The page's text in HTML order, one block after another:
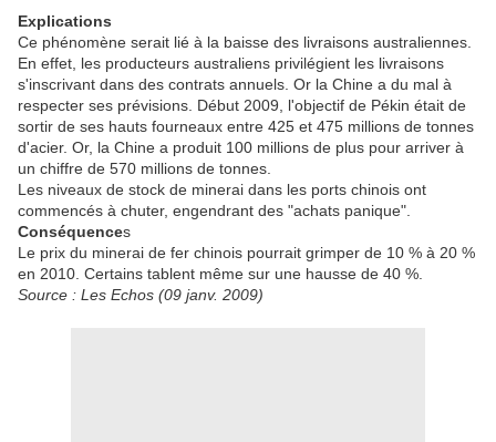
Explications
Ce phénomène serait lié à la baisse des livraisons australiennes.
En effet, les producteurs australiens privilégient les livraisons
s'inscrivant dans des contrats annuels. Or la Chine a du mal à
respecter ses prévisions. Début 2009, l'objectif de Pékin était de
sortir de ses hauts fourneaux entre 425 et 475 millions de tonnes
d'acier. Or, la Chine a produit 100 millions de plus pour arriver à
un chiffre de 570 millions de tonnes.
Les niveaux de stock de minerai dans les ports chinois ont
commencés à chuter, engendrant des "achats panique".
Conséquences
Le prix du minerai de fer chinois pourrait grimper de 10 % à 20 %
en 2010. Certains tablent même sur une hausse de 40 %.
Source : Les Echos (09 janv. 2009)